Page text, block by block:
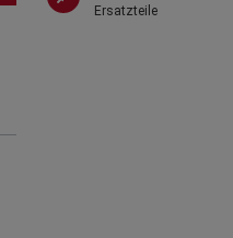
Ersatzteile